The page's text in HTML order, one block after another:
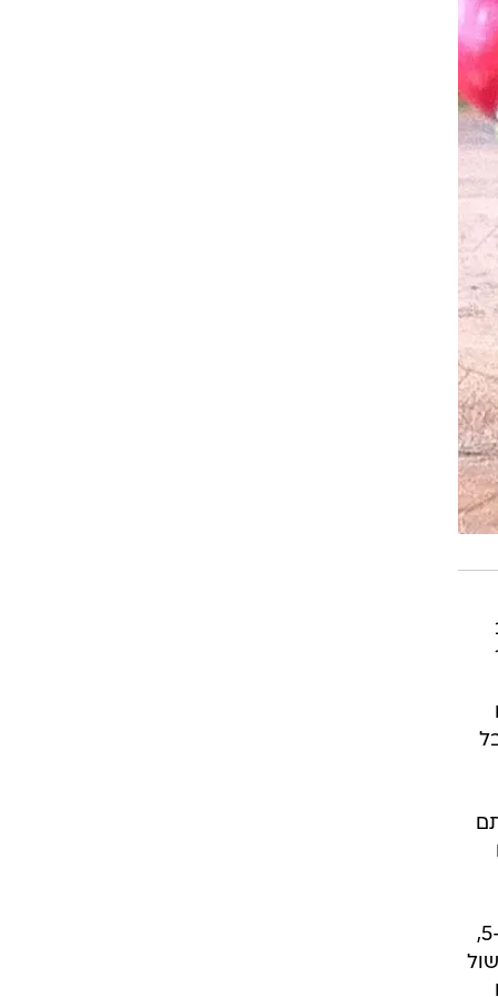
אחרי הופעות רבות במשנה ותלמוד, החרדל מוזכר בספר הבישול האירופאי הראשון מהמאה ה-5,